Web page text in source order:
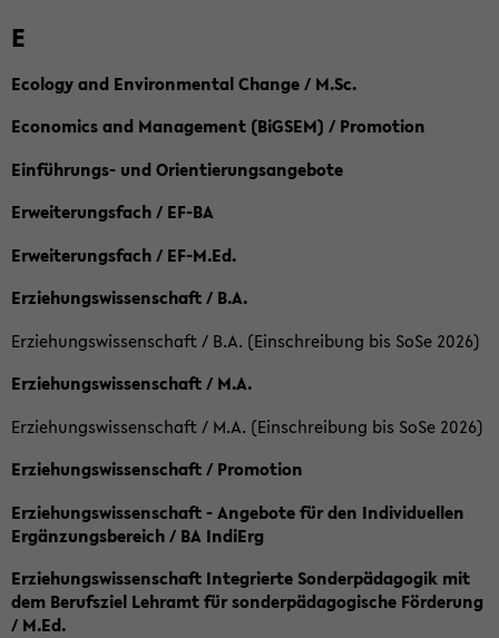
E
Ecology and Environmental Change / M.Sc.
Economics and Management (BiGSEM) / Promotion
Einführungs- und Orientierungsangebote
Erweiterungsfach / EF-BA
Erweiterungsfach / EF-M.Ed.
Erziehungswissenschaft / B.A.
Erziehungswissenschaft / B.A. (Einschreibung bis SoSe 2026)
Erziehungswissenschaft / M.A.
Erziehungswissenschaft / M.A. (Einschreibung bis SoSe 2026)
Erziehungswissenschaft / Promotion
Erziehungswissenschaft - Angebote für den Individuellen
Ergänzungsbereich / BA IndiErg
Erziehungswissenschaft Integrierte Sonderpädagogik mit
dem Berufsziel Lehramt für sonderpädagogische Förderung
/ M.Ed.